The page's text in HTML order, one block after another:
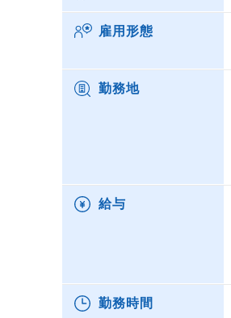
雇用形態
勤務地
給与
勤務時間